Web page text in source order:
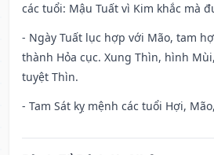
các tuổi: Mậu Tuất vì Kim khắc mà
- Ngày Tuất lục hợp với Mão, tam
thành Hỏa cục. Xung Thìn, hình
tuyệt Thìn.
- Tam Sát kỵ mệnh các tuổi Hợi,